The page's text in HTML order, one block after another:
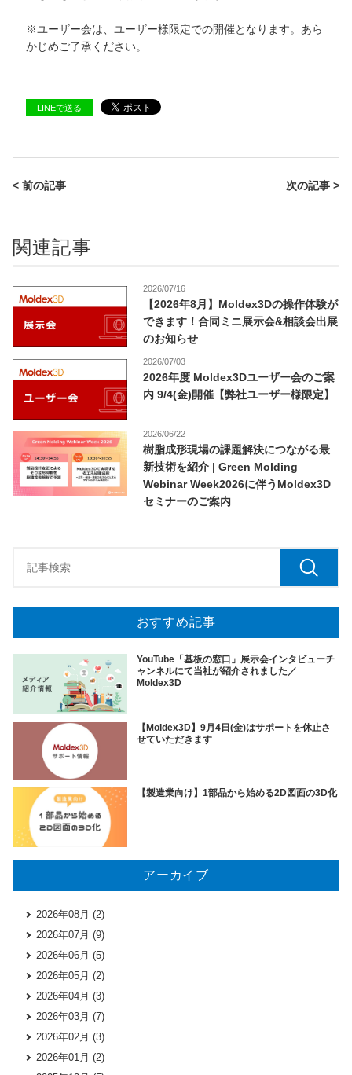
※ユーザー会は、ユーザー様限定での開催となります。あら
かじめご了承ください。
LINEで送る
< 前の記事 次の記事 >
関連記事
2026/07/16
【2026年8月】Moldex3Dの操作体験が
できます！合同ミニ展示会&相談会出展
のお知らせ
2026/07/03
2026年度 Moldex3Dユーザー会のご案
内 9/4(金)開催【弊社ユーザー様限定】
2026/06/22
樹脂成形現場の課題解決につながる最
新技術を紹介 | Green Molding
Webinar Week2026に伴うMoldex3D
セミナーのご案内
おすすめ記事
YouTube「基板の窓口」展示会インタビューチ
ャンネルにて当社が紹介されました／
Moldex3D
【Moldex3D】9月4日(金)はサポートを休止さ
せていただきます
【製造業向け】1部品から始める2D図面の3D化
アーカイブ
2026年08月 (2)
2026年07月 (9)
2026年06月 (5)
2026年05月 (2)
2026年04月 (3)
2026年03月 (7)
2026年02月 (3)
2026年01月 (2)